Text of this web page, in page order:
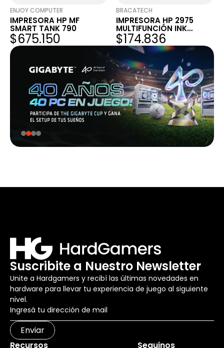
ENJOY COMPUTER
IMPRESORA HP MF
SMART TANK 790
$675.150
BRACATECH
IMPRESORA HP 2975
MULTIFUNCIÓN INK
ADVANTAGE
$174.836
Suscribite a Nuestro Newsletter
Unite a Hardgamers y recibí las últimas novedades en
hardware para llevar tu experiencia de juego al siguiente
nivel.
Enviar
Recursos
Seguinos